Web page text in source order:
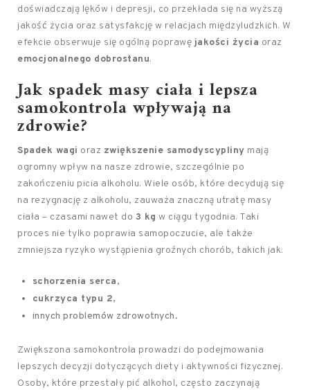
doświadczają lęków i depresji, co przekłada się na wyższą
jakość życia oraz satysfakcję w relacjach międzyludzkich. W
efekcie obserwuje się ogólną poprawę jakości życia oraz
emocjonalnego dobrostanu.
Jak spadek masy ciała i lepsza
samokontrola wpływają na
zdrowie?
Spadek wagi oraz zwiększenie samodyscypliny mają
ogromny wpływ na nasze zdrowie, szczególnie po
zakończeniu picia alkoholu. Wiele osób, które decydują się
na rezygnację z alkoholu, zauważa znaczną utratę masy
ciała – czasami nawet do 3 kg w ciągu tygodnia. Taki
proces nie tylko poprawia samopoczucie, ale także
zmniejsza ryzyko wystąpienia groźnych chorób, takich jak:
schorzenia serca,
cukrzyca typu 2,
innych problemów zdrowotnych.
Zwiększona samokontrola prowadzi do podejmowania
lepszych decyzji dotyczących diety i aktywności fizycznej.
Osoby, które przestały pić alkohol, często zaczynają